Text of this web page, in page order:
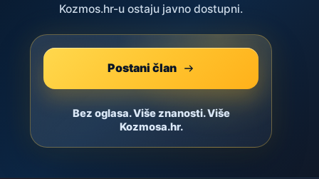
Kozmos.hr-u ostaju javno dostupni.
Postani član
Bez oglasa. Više znanosti. Više
Kozmosa.hr.